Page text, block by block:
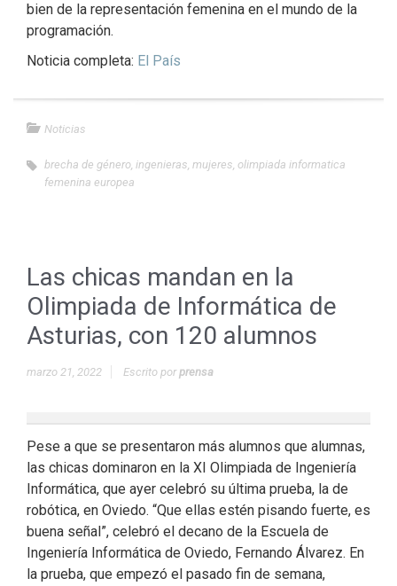
bien de la representación femenina en el mundo de la
programación.
Noticia completa: El País
Noticias
brecha de género, ingenieras, mujeres, olimpiada informatica
femenina europea
Las chicas mandan en la
Olimpiada de Informática de
Asturias, con 120 alumnos
marzo 21, 2022 Escrito porprensa
Pese a que se presentaron más alumnos que alumnas,
las chicas dominaron en la XI Olimpiada de Ingeniería
Informática, que ayer celebró su última prueba, la de
robótica, en Oviedo. “Que ellas estén pisando fuerte, es
buena señal”, celebró el decano de la Escuela de
Ingeniería Informática de Oviedo, Fernando Álvarez. En
la prueba, que empezó el pasado fin de semana,